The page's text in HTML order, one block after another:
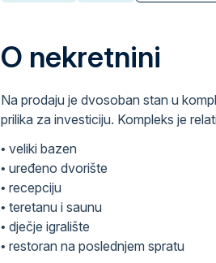
O nekretnini
Na prodaju je dvosoban stan u
prilika za investiciju. Kompleks je
• veliki bazen
• uređeno dvorište
• recepciju
• teretanu i saunu
• dječje igralište
• restoran na poslednjem spratu